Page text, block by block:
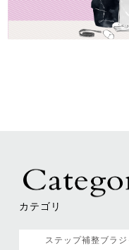
カテゴリ
ステップ補整ブラジ